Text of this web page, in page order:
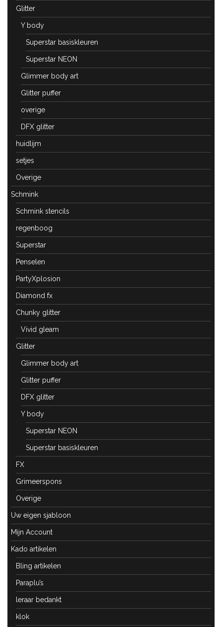
Glitter
Y body
Superstar basiskleuren
Superstar NEON
Glimmer body art
Glitter puffer
overige
DFX glitter
huidlijm
setjes
Overige
Schmink
Schmink stencils
regenboog
Superstar
Penselen
PartyXplosion
Diamond fx
Chunky glitter
Vivid gleam
Glitter
Glimmer body art
Glitter puffer
DFX glitter
Y body
Superstar NEON
Superstar basiskleuren
FX
Grimeerspons
Overige
Uw eigen sjabloon
Mijn Account
Kado artikelen
Bling artikelen
Paraplu’s
leraar bedankt
klok